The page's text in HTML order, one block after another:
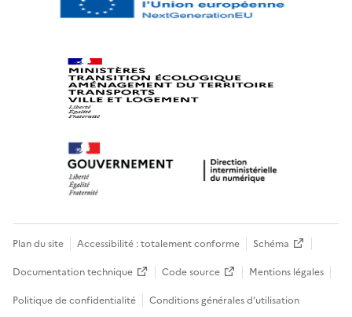
Plan du site Accessibilité : totalement conforme
Schéma
Documentation technique
Code source
Mentions légales
Politique de confidentialité
Conditions générales d’utilisation